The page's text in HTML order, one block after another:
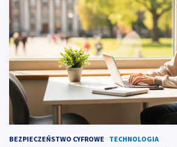
BEZPIECZEŃSTWO CYFROWE TECHNOLOGIA